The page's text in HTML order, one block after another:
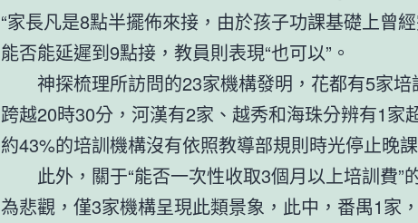
“家長凡是8點半擺佈來接，由於孩子功課基礎上曾
能否能延遲到9點接，教員則表現“也可以”。
神探梳理所訪問的23家機構發明，花都有5家培
跨越20時30分，河漢有2家、越秀和海珠分辨有1家
約43%的培訓機構沒有依照教導部規則時光停止晚課
此外，關于“能否一次性收取3個月以上培訓費”
為悲觀，僅3家機構呈現此類景象，此中，番禺1家